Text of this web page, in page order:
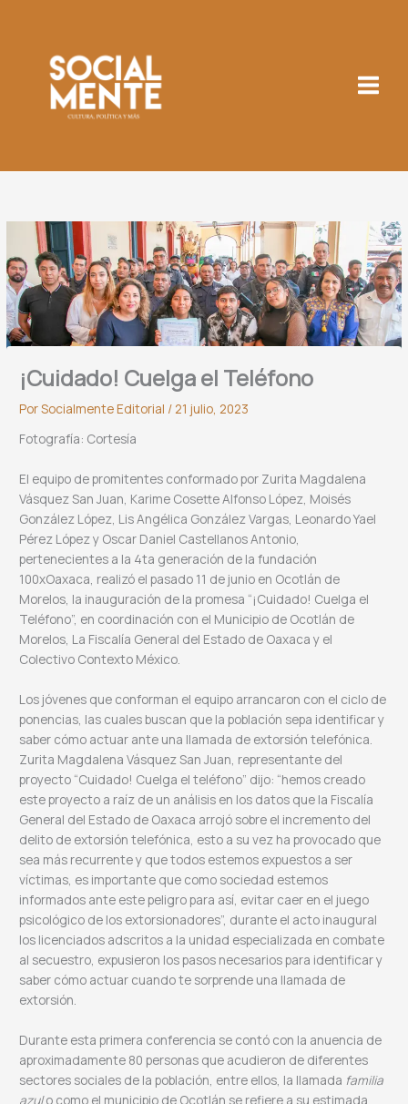
¡Cuidado! Cuelga el Teléfono
PorSocialmente Editorial / 21 julio, 2023
Fotografía: Cortesía
El equipo de promitentes conformado por Zurita Magdalena
Vásquez San Juan, Karime Cosette Alfonso López, Moisés
González López, Lis Angélica González Vargas, Leonardo Yael
Pérez López y Oscar Daniel Castellanos Antonio,
pertenecientes a la 4ta generación de la fundación
100xOaxaca, realizó el pasado 11 de junio en Ocotlán de
Morelos, la inauguración de la promesa “¡Cuidado! Cuelga el
Teléfono”, en coordinación con el Municipio de Ocotlán de
Morelos, La Fiscalía General del Estado de Oaxaca y el
Colectivo Contexto México.
Los jóvenes que conforman el equipo arrancaron con el ciclo de
ponencias, las cuales buscan que la población sepa identificar y
saber cómo actuar ante una llamada de extorsión telefónica.
Zurita Magdalena Vásquez San Juan, representante del
proyecto “Cuidado! Cuelga el teléfono” dijo: “hemos creado
este proyecto a raíz de un análisis en los datos que la Fiscalía
General del Estado de Oaxaca arrojó sobre el incremento del
delito de extorsión telefónica, esto a su vez ha provocado que
sea más recurrente y que todos estemos expuestos a ser
víctimas, es importante que como sociedad estemos
informados ante este peligro para así, evitar caer en el juego
psicológico de los extorsionadores”, durante el acto inaugural
los licenciados adscritos a la unidad especializada en combate
al secuestro, expusieron los pasos necesarios para identificar y
saber cómo actuar cuando te sorprende una llamada de
extorsión.
Durante esta primera conferencia se contó con la anuencia de
aproximadamente 80 personas que acudieron de diferentes
sectores sociales de la población, entre ellos, la llamada familia
azulo como el municipio de Ocotlán se refiere a su estimada